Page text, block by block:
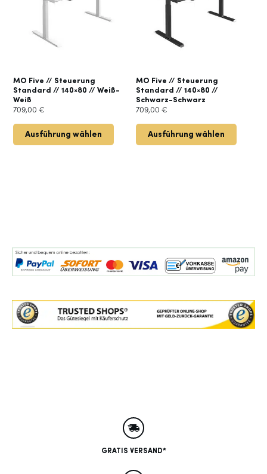
MO Five // Steuerung
Standard // 140×80 // Weiß-
Weiß
709,00 €
Ausführung wählen
MO Five // Steuerung
Standard // 140×80 //
Schwarz-Schwarz
709,00€
Ausführung wählen
GRATIS VERSAND*